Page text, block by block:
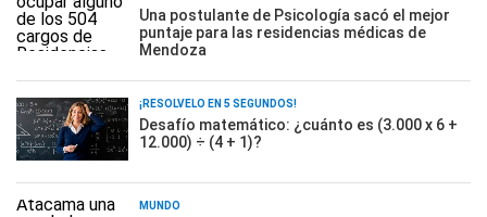
Una postulante de Psicología sacó el mejor
puntaje para las residencias médicas de
Mendoza
¡RESOLVELO EN 5 SEGUNDOS!
Desafío matemático: ¿cuánto es (3.000 x 6 +
12.000) ÷ (4 + 1)?
MUNDO